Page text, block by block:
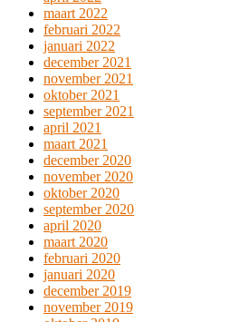
maart 2022
februari 2022
januari 2022
december 2021
november 2021
oktober 2021
september 2021
april 2021
maart 2021
december 2020
november 2020
oktober 2020
september 2020
april 2020
maart 2020
februari 2020
januari 2020
december 2019
november 2019